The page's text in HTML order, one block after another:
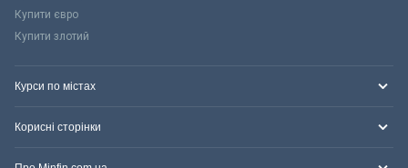
Купити євро
Купити злотий
Курси по містах
Корисні сторінки